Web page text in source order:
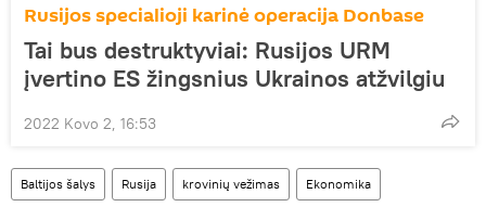
Rusijos specialioji karinė operacija Donbase
Tai bus destruktyviai: Rusijos URM
įvertino ES žingsnius Ukrainos atžvilgiu
2022 Kovo 2, 16:53
Baltijos šalys Rusija krovinių vežimas Ekonomika